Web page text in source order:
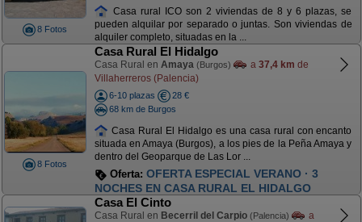
8 Fotos
Casa rural ICO son 2 viviendas de 8 y 6 plazas, se
pueden alquilar por separado o juntas. Son viviendas de
alquiler completo, situadas en la ...
8 Fotos
Casa Rural El Hidalgo
Casa Rural en Amaya (Burgos) a 37,4 km de
Villaherreros (Palencia)
6-10 plazas
28 €
68 km de Burgos
Casa Rural El Hidalgo es una casa rural con encanto
situada en Amaya (Burgos), a los pies de la Peña Amaya y
dentro del Geoparque de Las Lor ...
Oferta: OFERTA ESPECIAL VERANO · 3
NOCHES EN CASA RURAL EL HIDALGO
Casa El Cinto
Casa Rural en Becerril del Carpio (Palencia)
a